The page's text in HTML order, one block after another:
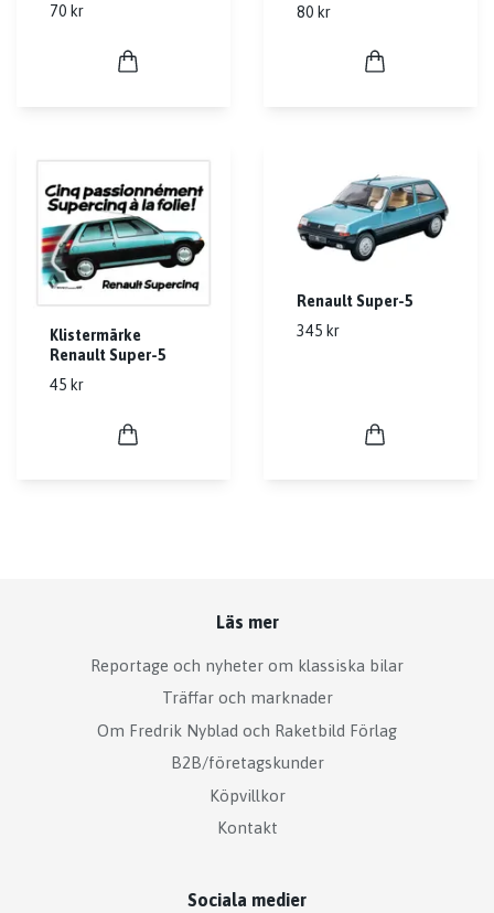
70 kr
80 kr
Klistermärke
Renault Super-5
45 kr
Renault Super-5
345 kr
Läs mer
Reportage och nyheter om klassiska bilar
Träffar och marknader
Om Fredrik Nyblad och Raketbild Förlag
B2B/företagskunder
Köpvillkor
Kontakt
Sociala medier